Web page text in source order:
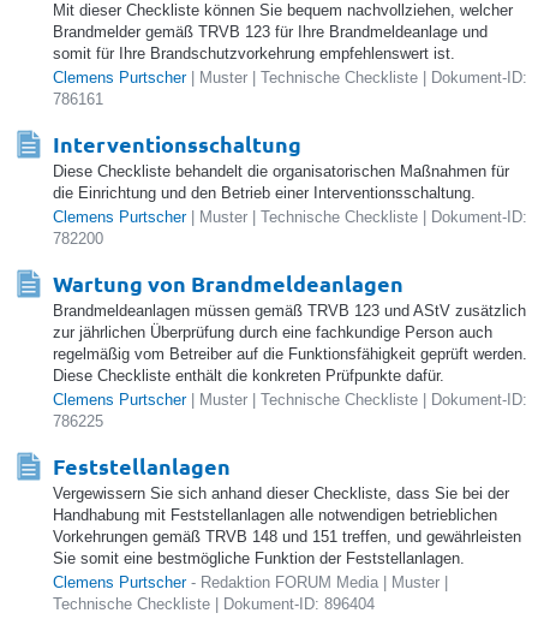
Mit dieser Checkliste können Sie bequem nachvollziehen, welcher
Brandmelder gemäß TRVB 123 für Ihre Brandmeldeanlage und
somit für Ihre Brandschutzvorkehrung empfehlenswert ist.
Clemens Purtscher| Muster | Technische Checkliste | Dokument-ID:
786161
Interventionsschaltung
Diese Checkliste behandelt die organisatorischen Maßnahmen für
die Einrichtung und den Betrieb einer Interventionsschaltung.
Clemens Purtscher| Muster | Technische Checkliste | Dokument-ID:
782200
Wartung von Brandmeldeanlagen
Brandmeldeanlagen müssen gemäß TRVB 123 und AStV zusätzlich
zur jährlichen Überprüfung durch eine fachkundige Person auch
regelmäßig vom Betreiber auf die Funktionsfähigkeit geprüft werden.
Diese Checkliste enthält die konkreten Prüfpunkte dafür.
Clemens Purtscher| Muster | Technische Checkliste | Dokument-ID:
786225
Feststellanlagen
Vergewissern Sie sich anhand dieser Checkliste, dass Sie bei der
Handhabung mit Feststellanlagen alle notwendigen betrieblichen
Vorkehrungen gemäß TRVB 148 und 151 treffen, und gewährleisten
Sie somit eine bestmögliche Funktion der Feststellanlagen.
Clemens Purtscher- Redaktion FORUM Media | Muster |
Technische Checkliste | Dokument-ID: 896404